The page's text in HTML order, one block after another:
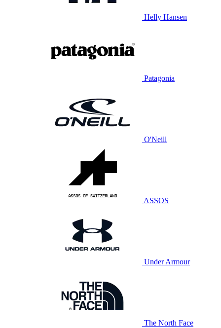
Helly Hansen
Patagonia
O'Neill
ASSOS
Under Armour
The North Face